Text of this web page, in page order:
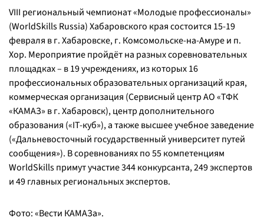
VIII региональный чемпионат «Молодые профессионалы»
(WorldSkills Russia) Хабаровского края состоится 15-19
февраля в г. Хабаровске, г. Комсомольске-на-Амуре и п.
Хор. Мероприятие пройдёт на разных соревновательных
площадках – в 19 учреждениях, из которых 16
профессиональных образовательных организаций края,
коммерческая организация (Сервисный центр АО «ТФК
«КАМАЗ» в г. Хабаровск), центр дополнительного
образования («IT-куб»), а также высшее учебное заведение
(«Дальневосточный государственный университет путей
сообщения»). В соревнованиях по 55 компетенциям
WorldSkills примут участие 344 конкурсанта, 249 экспертов
и 49 главных региональных экспертов.
Фото: «Вести КАМАЗа».